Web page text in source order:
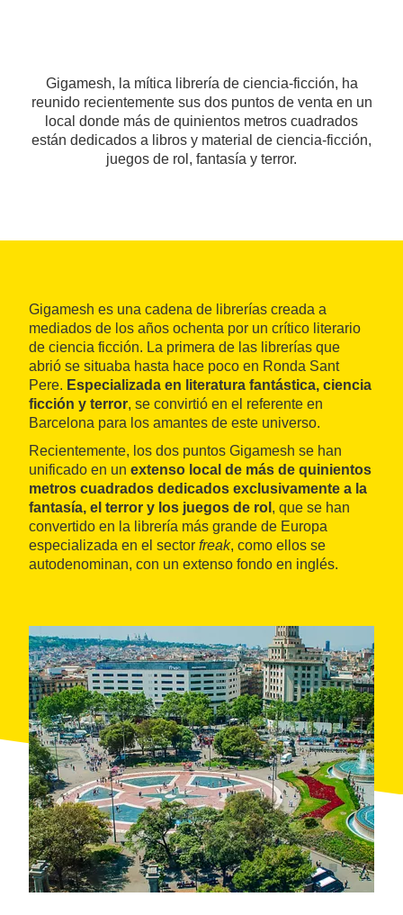
Gigamesh, la mítica librería de ciencia-ficción, ha
reunido recientemente sus dos puntos de venta en un
local donde más de quinientos metros cuadrados
están dedicados a libros y material de ciencia-ficción,
juegos de rol, fantasía y terror.
Gigamesh es una cadena de librerías creada a
mediados de los años ochenta por un crítico literario
de ciencia ficción. La primera de las librerías que
abrió se situaba hasta hace poco en Ronda Sant
Pere. Especializada en literatura fantástica, ciencia
ficción y terror, se convirtió en el referente en
Barcelona para los amantes de este universo.
Recientemente, los dos puntos Gigamesh se han
unificado en un extenso local de más de quinientos
metros cuadrados dedicados exclusivamente a la
fantasía, el terror y los juegos de rol , que se han
convertido en la librería más grande de Europa
especializada en el sector freak, como ellos se
autodenominan, con un extenso fondo en inglés.